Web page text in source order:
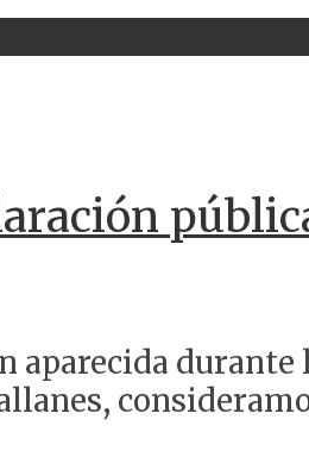
aparecida